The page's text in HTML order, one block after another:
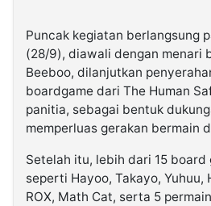
Puncak kegiatan berlangsung
(28/9), diawali dengan menari
Beeboo, dilanjutkan
boardgame dari The Human
panitia, sebagai bentuk
memperluas gerakan bermain
Setelah itu, lebih dari 15
seperti Hayoo, Takayo, Yuhuu,
ROX, Math Cat, serta 5